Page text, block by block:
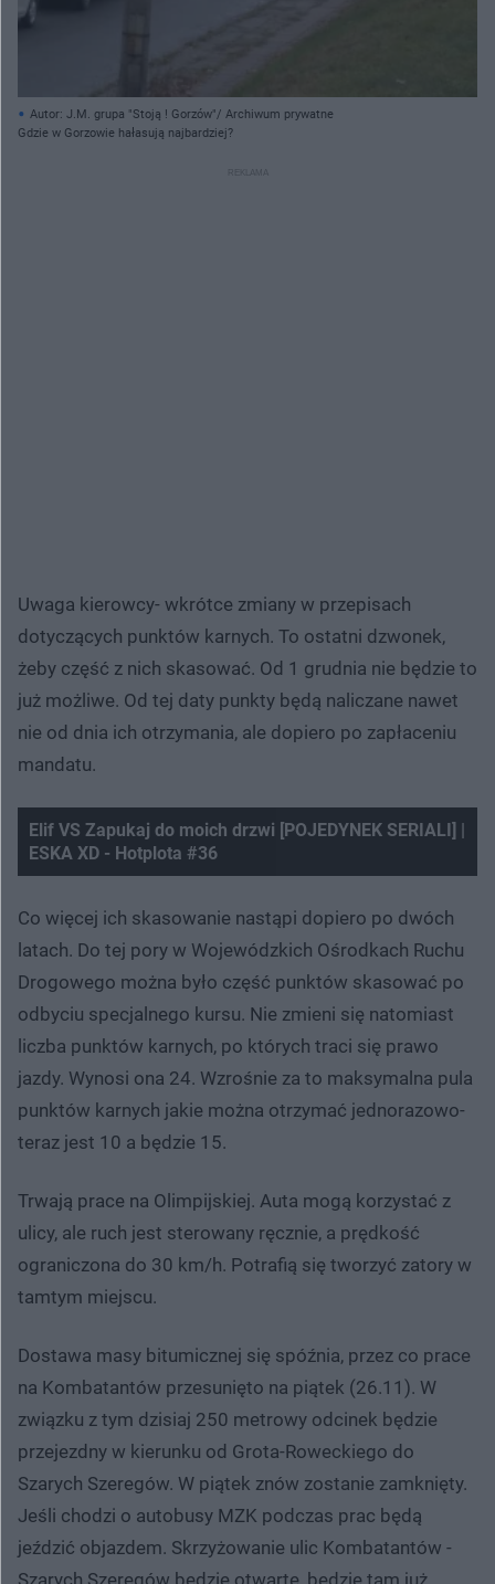
Autor: J.M. grupa "Stoją ! Gorzów"/ Archiwum prywatne
Gdzie w Gorzowie hałasują najbardziej?
Uwaga kierowcy- wkrótce zmiany w przepisach
dotyczących punktów karnych. To ostatni dzwonek,
żeby część z nich skasować. Od 1 grudnia nie będzie to
już możliwe. Od tej daty punkty będą naliczane nawet
nie od dnia ich otrzymania, ale dopiero po zapłaceniu
mandatu.
Elif VS Zapukaj do moich drzwi [POJEDYNEK SERIALI] |
ESKA XD - Hotplota #36
Spróbuj ponownie
Co więcej ich skasowanie nastąpi dopiero po dwóch
latach. Do tej pory w Wojewódzkich Ośrodkach Ruchu
Drogowego można było część punktów skasować po
odbyciu specjalnego kursu. Nie zmieni się natomiast
liczba punktów karnych, po których traci się prawo
jazdy. Wynosi ona 24. Wzrośnie za to maksymalna pula
punktów karnych jakie można otrzymać jednorazowo-
teraz jest 10 a będzie 15.
Trwają prace na Olimpijskiej. Auta mogą korzystać z
ulicy, ale ruch jest sterowany ręcznie, a prędkość
ograniczona do 30 km/h. Potrafią się tworzyć zatory w
tamtym miejscu.
Dostawa masy bitumicznej się spóźnia, przez co prace
na Kombatantów przesunięto na piątek (26.11). W
związku z tym dzisiaj 250 metrowy odcinek będzie
przejezdny w kierunku od Grota-Roweckiego do
Szarych Szeregów. W piątek znów zostanie zamknięty.
Jeśli chodzi o autobusy MZK podczas prac będą
jeździć objazdem. Skrzyżowanie ulic Kombatantów -
Szarych Szeregów będzie otwarte, będzie tam już